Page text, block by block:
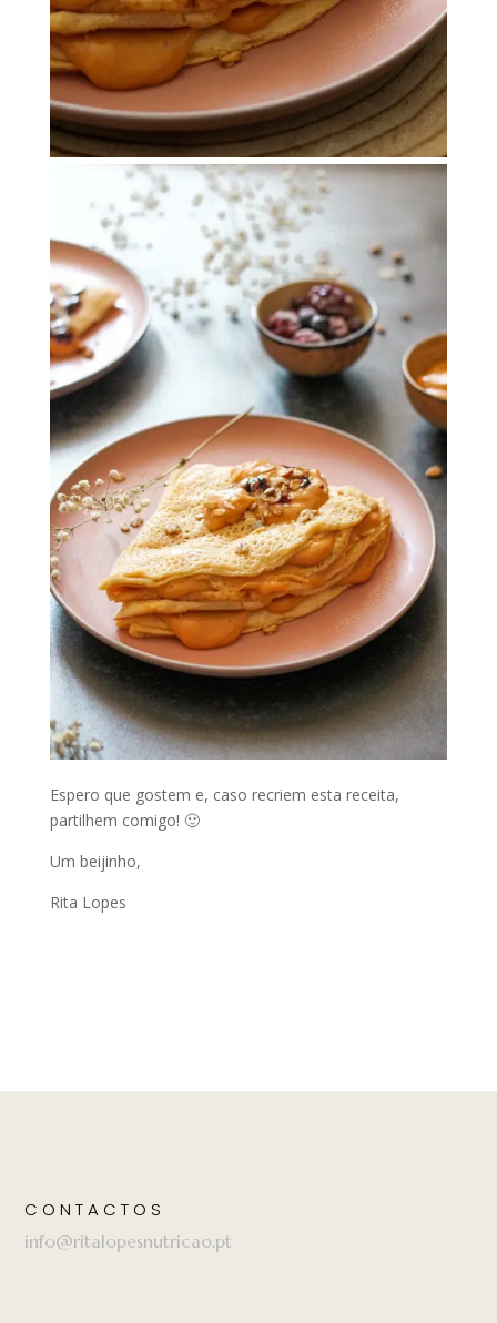
Espero que gostem e, caso recriem esta receita,
partilhem comigo! 🙂
Um beijinho,
Rita Lopes
CONTACTOS
info@ritalopesnutricao.pt